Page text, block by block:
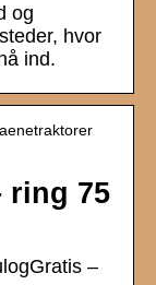
og
hvor
ind.
ring 75
–